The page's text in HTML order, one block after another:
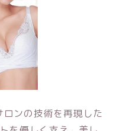
ンの技術を再現した